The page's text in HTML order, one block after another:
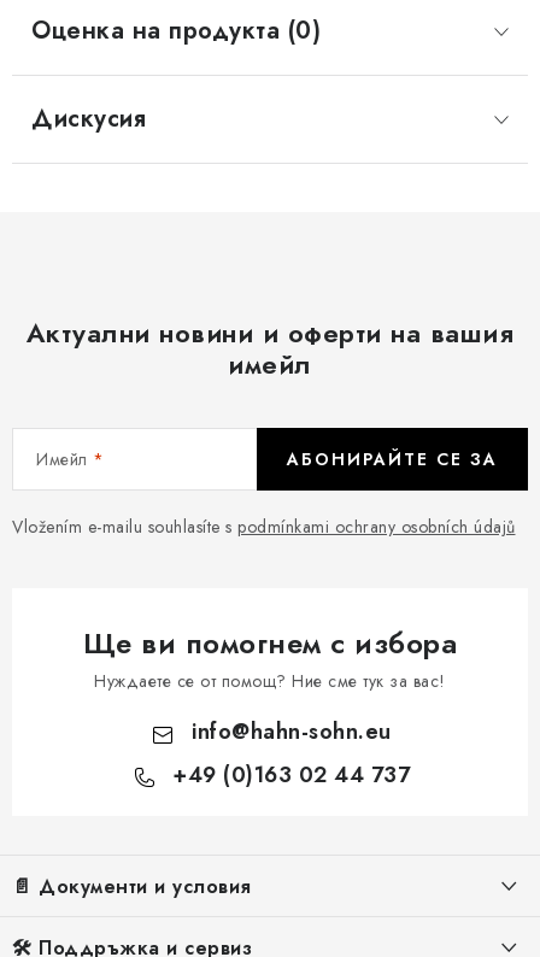
Оценка на продукта (0)
Дискусия
Актуални новини и оферти на вашия
имейл
Имейл
Vložením e-mailu souhlasíte s podmínkami ochrany osobních údajů
АБОНИРАЙТЕ СЕ ЗА
Ще ви помогнем с избора
Нуждаете се от помощ? Ние сме тук за вас!
info@hahn-sohn.eu
+49 (0)163 02 44 737
📄 Документи и условия
Правна информация
🛠️ Поддръжка и сервиз